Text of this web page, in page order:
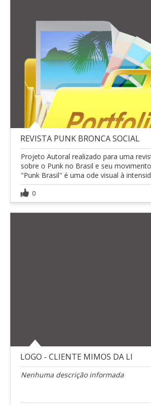
REVISTA PUNK BRONCA SOCIAL
Projeto Autoral realizado para uma
sobre o Punk no Brasil e seu
"Punk Brasil" é uma ode visual à
0
LOGO - CLIENTE MIMOS DA LI
Nenhuma descrição informada